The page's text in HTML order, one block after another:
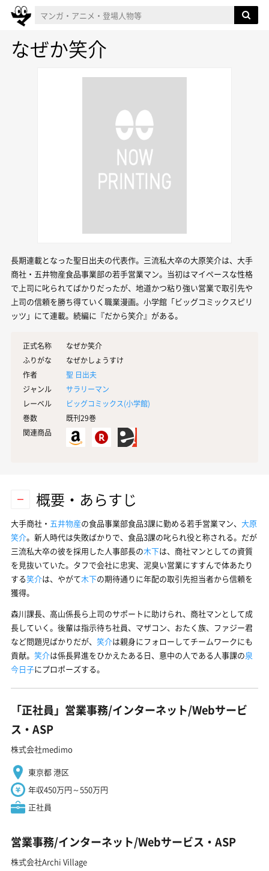
なぜか笑介
長期連載となった聖日出夫の代表作。三流私大卒の大原笑介は、大手
商社・五井物産食品事業部の若手営業マン。当初はマイペースな性格
で上司に叱られてばかりだったが、地道かつ粘り強い営業で取引先や
上司の信頼を勝ち得ていく職業漫画。小学館「ビッグコミックスピリ
ッツ」にて連載。続編に『だから笑介』がある。
正式名称
なぜか笑介
ふりがな
なぜかしょうすけ
作者
聖 日出夫
ジャンル
サラリーマン
レーベル
ビッグコミックス(小学館)
巻数
既刊29巻
関連商品
概要・あらすじ
大手商社・ 五井物産の食品事業部食品3課に勤める若手営業マン、 大原
笑介。新人時代は失敗ばかりで、食品3課の叱られ役と称される。だが
三流私大卒の彼を採用した人事部長の木下は、商社マンとしての資質
を見抜いていた。タフで会社に忠実、泥臭い営業にすすんで体あたり
する笑介は、やがて木下の期待通りに年配の取引先担当者から信頼を
獲得。
森川課長、高山係長ら上司のサポートに助けられ、商社マンとして成
長していく。後輩は指示待ち社員、マザコン、おたく族、ファジー君
など問題児ばかりだが、 笑介は親身にフォローしてチームワークにも
貢献。 笑介は係長昇進をひかえたある日、意中の人である人事課の泉
今日子にプロポーズする。
「正社員」営業事務/インターネット/Webサービ
ス・ASP
株式会社medimo
東京都 港区
年収450万円～550万円
正社員
営業事務/インターネット/Webサービス・ASP
株式会社Archi Village